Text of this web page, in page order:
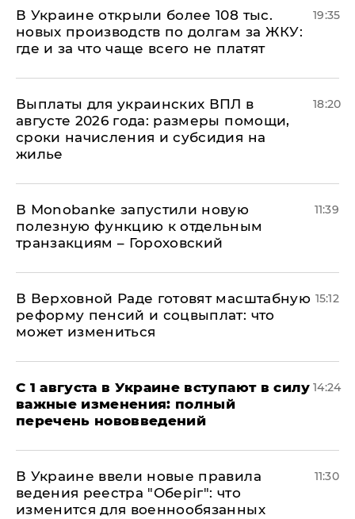
В Украине открыли более 108 тыс.
новых производств по долгам за ЖКУ:
где и за что чаще всего не платят
19:35
Выплаты для украинских ВПЛ в
августе 2026 года: размеры помощи,
сроки начисления и субсидия на
жилье
18:20
В Мonobankе запустили новую
полезную функцию к отдельным
транзакциям – Гороховский
11:39
В Верховной Раде готовят масштабную
реформу пенсий и соцвыплат: что
может измениться
15:12
С 1 августа в Украине вступают в силу
важные изменения: полный
перечень нововведений
14:24
В Украине ввели новые правила
ведения реестра "Оберіг": что
изменится для военнообязанных
11:30